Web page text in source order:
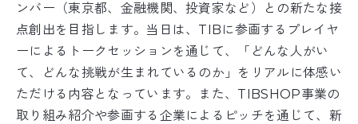
ンバー（東京都、金融機関、投資家など）との新たな接
点創出を目指します。当日は、TIBに参画するプレイヤ
ーによるトークセッションを通じて、「どんな人がい
て、どんな挑戦が生まれているのか」をリアルに体感い
ただける内容となっています。また、TIBSHOP事業の
取り組み紹介や参画する企業によるピッチを通じて、新